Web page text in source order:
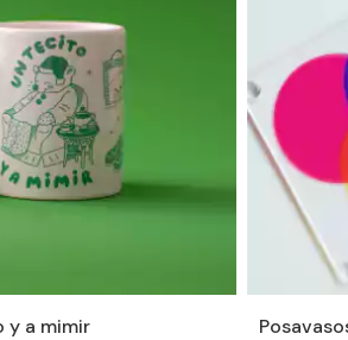
y a mimir